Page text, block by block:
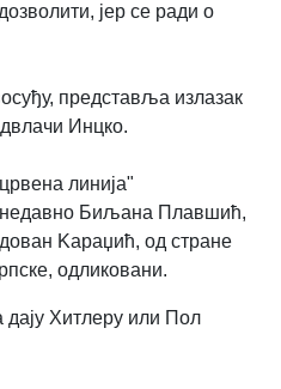
jер се ради о
представља излазак
Инцко.
линиjа"
недавно Биљана Плавшић,
Kараџић, од стране
одликовани.
даjу Хитлеру или Пол